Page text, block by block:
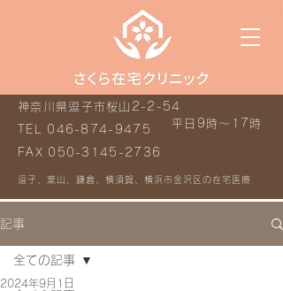
平日9時～17時
神奈川県逗子市桜山2-2-54
TEL 046-874-9475
FAX 050-3145-2736
逗子、葉山、鎌倉、横須賀、横浜市金沢区の在宅医療
記事
全ての記事
2024年9月1日